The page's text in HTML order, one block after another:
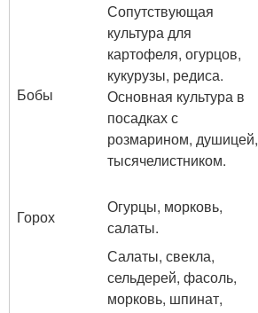
Бобы
Сопутствующая
культура для
картофеля, огурцов,
кукурузы, редиса.
Основная культура в
посадках с
розмарином, душицей,
тысячелистником.
Горох
Огурцы, морковь,
салаты.
Салаты, свекла,
сельдерей, фасоль,
морковь, шпинат,